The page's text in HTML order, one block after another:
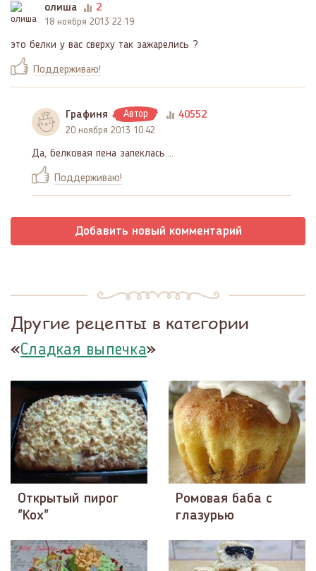
олиша 2
18 ноября 2013 22:19
это белки у вас сверху так зажарелись ?
Поддерживаю!
Графиня Автор 40552
20 ноября 2013 10:42
Да, белковая пена запеклась....
Поддерживаю!
Добавить новый комментарий
Другие рецепты в категории
«Сладкая выпечка»
Открытый пирог
"Кох"
Ромовая баба с
глазурью